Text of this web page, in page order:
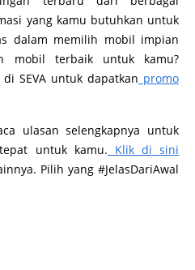
yang kamu butuhkan untuk
dalam memilih mobil impian
mobil terbaik untuk kamu?
SEVA untuk dapatkan promo
ulasan selengkapnya untuk
untuk kamu. Klik di sini
Pilih yang #JelasDariAwal